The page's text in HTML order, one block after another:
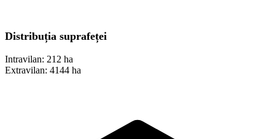
Distribuția suprafeței
Intravilan: 212 ha
Extravilan: 4144 ha